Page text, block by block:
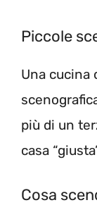
Piccole
Una cucina
più di un
casa
Cosa